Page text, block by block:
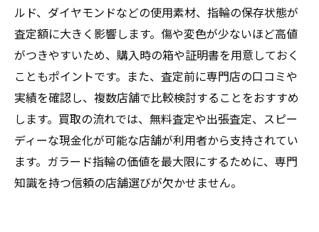
ルド、ダイヤモンドなどの使用素材、指輪の保存状態が
査定額に大きく影響します。傷や変色が少ないほど高値
がつきやすいため、購入時の箱や証明書を用意しておく
こともポイントです。また、査定前に専門店の口コミや
実績を確認し、複数店舗で比較検討することをおすすめ
します。買取の流れでは、無料査定や出張査定、スピー
ディーな現金化が可能な店舗が利用者から支持されてい
ます。ガラード指輪の価値を最大限にするために、専門
知識を持つ信頼の店舗選びが欠かせません。